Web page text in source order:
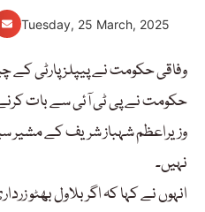
Tuesday, 25 March, 2025
وفاقی حکومت نے پیپلز پارٹی کے
حکومت نے پی ٹی آئی سے بات
وزیراعظم شہباز شریف کے مشیر
نہیں۔
انہوں نے کہا کہ اگر بلاول